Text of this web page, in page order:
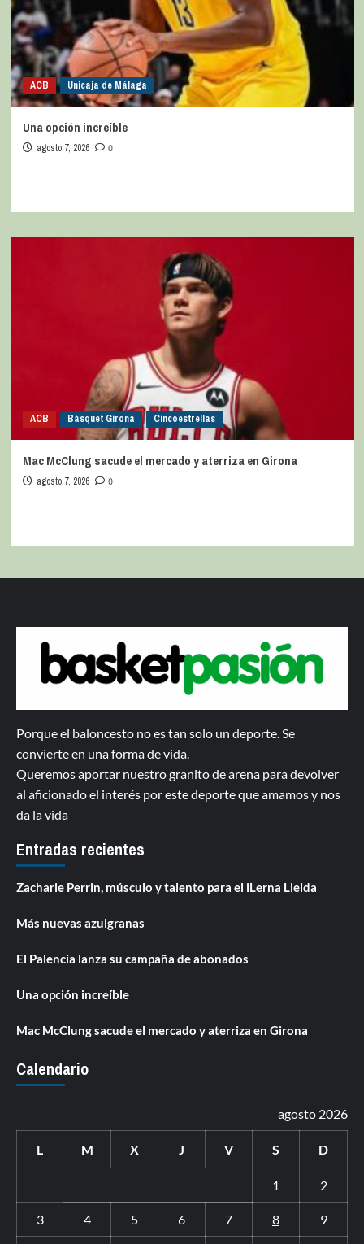
ACB Unicaja de Málaga
Una opción increíble
agosto 7, 2026 0
ACB Bàsquet Girona Cincoestrellas
Mac McClung sacude el mercado y aterriza en Girona
agosto 7, 2026 0
Porque el baloncesto no es tan solo un deporte. Se
convierte en una forma de vida.
Queremos aportar nuestro granito de arena para devolver
al aficionado el interés por este deporte que amamos y nos
da la vida
Entradas recientes
Zacharie Perrin, músculo y talento para el iLerna Lleida
Más nuevas azulgranas
El Palencia lanza su campaña de abonados
Una opción increíble
Mac McClung sacude el mercado y aterriza en Girona
Calendario
agosto 2026
L M X J V S D
1 2
3 4 5 6 7 8 9